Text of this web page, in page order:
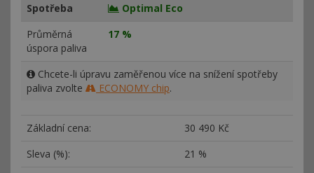
Spotřeba
Optimal Eco
Průměrná
úspora paliva
17 %
Chcete-li úpravu zaměřenou více na snížení spotřeby
paliva zvolte
ECONOMY chip.
Základní cena: 30 490 Kč
Sleva (%):
21 %